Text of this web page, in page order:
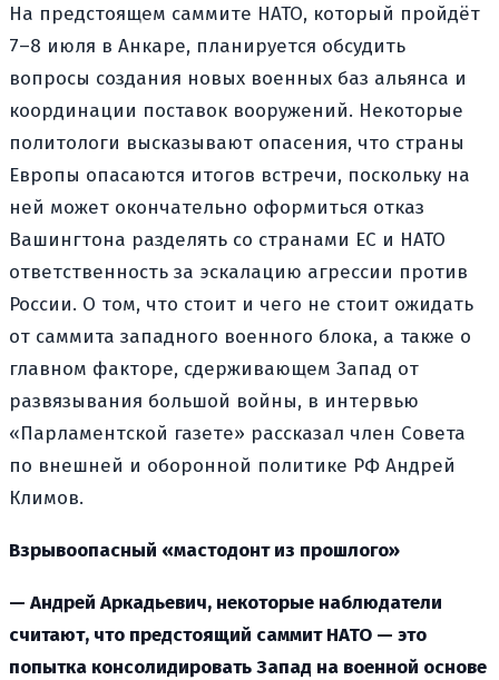
На предстоящем саммите НАТО, который пройдёт
7–8 июля в Анкаре, планируется обсудить
вопросы создания новых военных баз альянса и
координации поставок вооружений. Некоторые
политологи высказывают опасения, что страны
Европы опасаются итогов встречи, поскольку на
ней может окончательно оформиться отказ
Вашингтона разделять со странами ЕС и НАТО
ответственность за эскалацию агрессии против
России. О том, что стоит и чего не стоит ожидать
от саммита западного военного блока, а также о
главном факторе, сдерживающем Запад от
развязывания большой войны, в интервью
«Парламентской газете» рассказал член Совета
по внешней и оборонной политике РФ Андрей
Климов.
Взрывоопасный «мастодонт из прошлого»
— Андрей Аркадьевич, некоторые наблюдатели
считают, что предстоящий саммит НАТО — это
попытка консолидировать Запад на военной основе